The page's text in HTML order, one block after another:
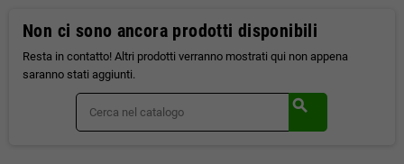
Non ci sono ancora prodotti disponibili
Resta in contatto! Altri prodotti verranno mostrati qui non appena
saranno stati aggiunti.
search